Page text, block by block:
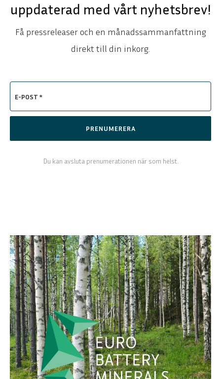
uppdaterad med vårt nyhetsbrev!
Få pressreleaser och en månadssammanfattning
direkt till din inkorg.
E-POST *
PRENUMERERA
Du kan avsluta prenumerationen när som helst.